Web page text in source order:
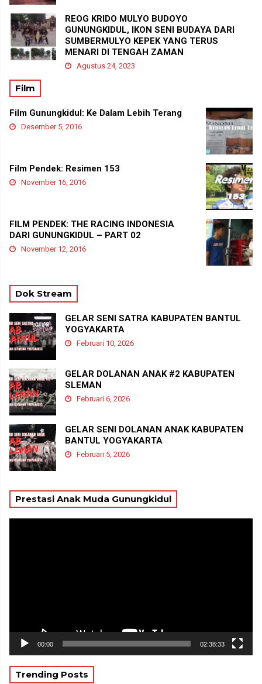
REOG KRIDO MULYO BUDOYO
GUNUNGKIDUL, IKON SENI BUDAYA DARI
SUMBERMULYO KEPEK YANG TERUS
MENARI DI TENGAH ZAMAN
Agustus 24, 2023
Film
Film Gunungkidul: Ke Dalam Lebih Terang
Desember 5, 2016
Film Pendek: Resimen 153
November 16, 2016
FILM PENDEK: THE RACING INDONESIA
DARI GUNUNGKIDUL – PART 02
November 12, 2016
Dok Stream
GELAR SENI SATRA KABUPATEN BANTUL
YOGYAKARTA
Februari 10, 2026
GELAR DOLANAN ANAK #2 KABUPATEN
SLEMAN
Februari 6, 2026
GELAR SENI DOLANAN ANAK KABUPATEN
BANTUL YOGYAKARTA
Februari 5, 2026
Prestasi Anak Muda Gunungkidul
00:00 02:38:33
Trending Posts